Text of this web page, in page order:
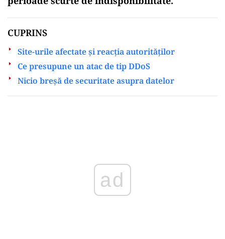
CUPRINS
Site-urile afectate și reacția autorităților
Ce presupune un atac de tip DDoS
Nicio breșă de securitate asupra datelor